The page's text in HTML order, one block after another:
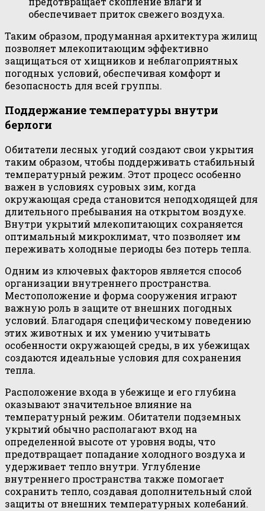
обеспечивает приток свежего воздуха.
Таким образом, продуманная архитектура жилищ
позволяет млекопитающим эффективно
защищаться от хищников и неблагоприятных
погодных условий, обеспечивая комфорт и
безопасность для всей группы.
Поддержание температуры внутри
берлоги
Обитатели лесных угодий создают свои укрытия
таким образом, чтобы поддерживать стабильный
температурный режим. Этот процесс особенно
важен в условиях суровых зим, когда
окружающая среда становится неподходящей для
длительного пребывания на открытом воздухе.
Внутри укрытий млекопитающих сохраняется
оптимальный микроклимат, что позволяет им
переживать холодные периоды без потерь тепла.
Одним из ключевых факторов является способ
организации внутреннего пространства.
Местоположение и форма сооружения играют
важную роль в защите от внешних погодных
условий. Благодаря специфическому поведению
этих животных и их умению учитывать
особенности окружающей среды, в их убежищах
создаются идеальные условия для сохранения
тепла.
Расположение входа в убежище и его глубина
оказывают значительное влияние на
температурный режим. Обитатели подземных
укрытий обычно располагают вход на
определенной высоте от уровня воды, что
предотвращает попадание холодного воздуха и
удерживает тепло внутри. Углубление
внутреннего пространства также помогает
сохранить тепло, создавая дополнительный слой
защиты от внешних температурных колебаний.